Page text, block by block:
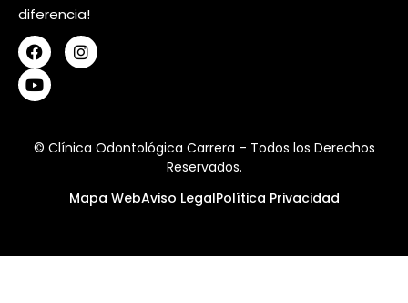
diferencia!
© Clínica Odontológica Carrera – Todos los Derechos
Reservados.
Mapa WebAviso LegalPolítica Privacidad